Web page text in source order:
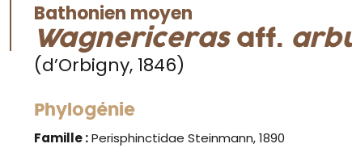
Bathonien moyen
Wagnericerasaff.
(d’Orbigny, 1846)
Phylogénie
Famille :Perisphinctidae Steinmann, 1890